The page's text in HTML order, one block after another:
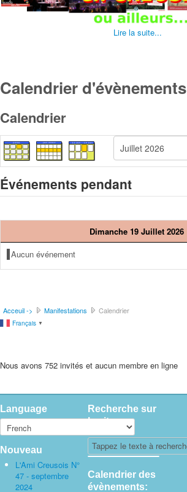
Lire la suite...
Calendrier d'évènements
Calendrier
Événements pendant
Dimanche 19 Juillet 2026
Aucun événement
Acceuil -> Manifestations Calendrier
Français ▼
Nous avons 752 invités et aucun membre en ligne
Language
Nouveau
L'Ami Creusois N°
47 - septembre
2024
Recherche sur
le site
Calendrier des
évènements: